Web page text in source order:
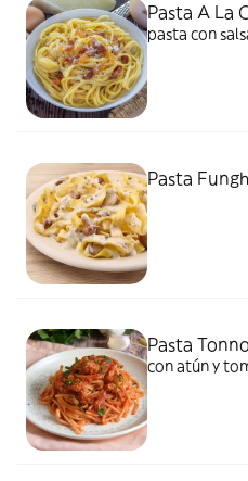
Pasta A La
pasta con
Pasta
Pasta Tonno
con atún y